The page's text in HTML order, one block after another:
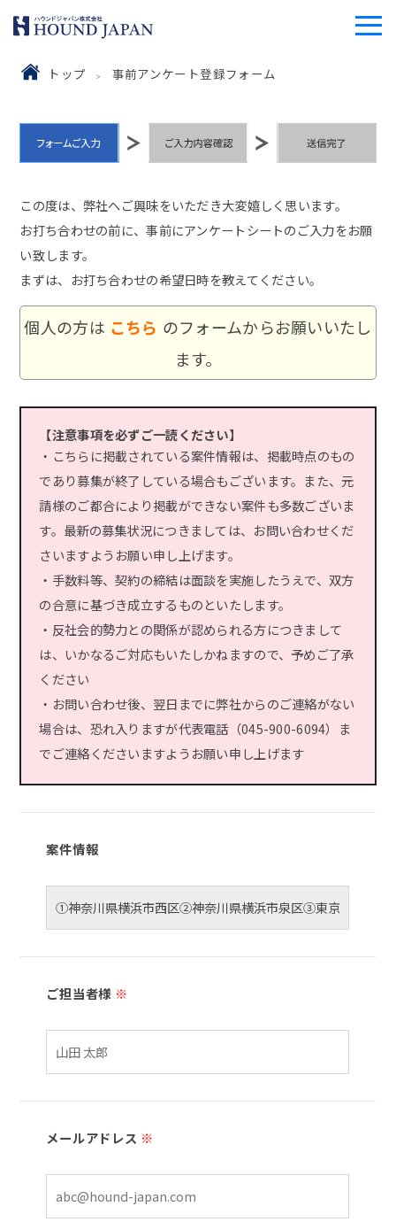
トップ 事前アンケート登録フォーム
この度は、弊社へご興味をいただき大変嬉しく思います。
お打ち合わせの前に、事前にアンケートシートのご入力をお願
い致します。
まずは、お打ち合わせの希望日時を教えてください。
個人の方は こちら のフォームからお願いいたし
ます。
【注意事項を必ずご一読ください】
・こちらに掲載されている案件情報は、掲載時点のもの
であり募集が終了している場合もございます。また、元
請様のご都合により掲載ができない案件も多数ございま
す。最新の募集状況につきましては、お問い合わせくだ
さいますようお願い申し上げます。
・手数料等、契約の締結は面談を実施したうえで、双方
の合意に基づき成立するものといたします。
・反社会的勢力との関係が認められる方につきまして
は、いかなるご対応もいたしかねますので、予めご了承
ください
・お問い合わせ後、翌日までに弊社からのご連絡がない
場合は、恐れ入りますが代表電話（045-900-6094）ま
でご連絡くださいますようお願い申し上げます
案件情報
ご担当者様 ※
メールアドレス ※